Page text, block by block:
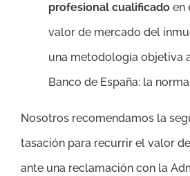
profesional cualificado en
valor de mercado del
una metodología objetiva
Banco de España: la
Nosotros recomendamos la
tasación para recurrir el valor
ante una reclamación con la